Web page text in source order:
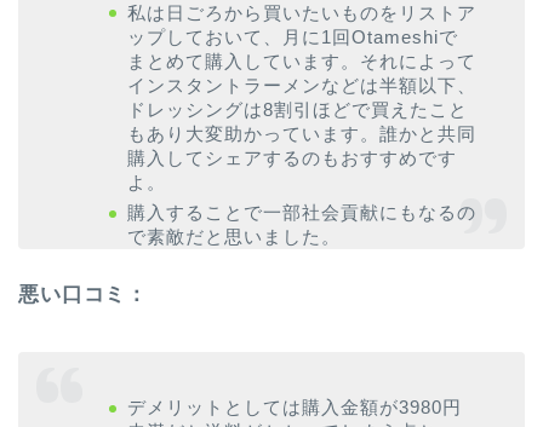
私は日ごろから買いたいものをリストア
ップしておいて、月に1回Otameshiで
まとめて購入しています。それによって
インスタントラーメンなどは半額以下、
ドレッシングは8割引ほどで買えたこと
もあり大変助かっています。誰かと共同
購入してシェアするのもおすすめです
よ。
購入することで一部社会貢献にもなるの
で素敵だと思いました。
悪い口コミ：
デメリットとしては購入金額が3980円